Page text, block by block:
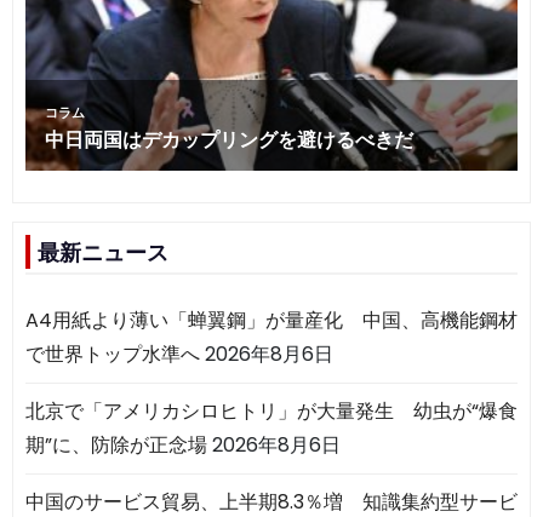
最新ニュース
A4用紙より薄い「蝉翼鋼」が量産化 中国、高機能鋼材
で世界トップ水準へ2026年8月6日
北京で「アメリカシロヒトリ」が大量発生 幼虫が“爆食
期”に、防除が正念場2026年8月6日
中国のサービス貿易、上半期8.3％増 知識集約型サービ